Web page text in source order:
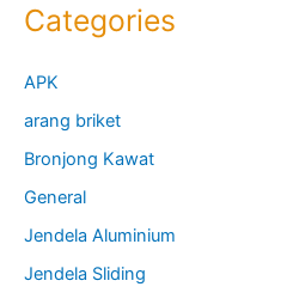
Categories
APK
arang briket
Bronjong Kawat
General
Jendela Aluminium
Jendela Sliding